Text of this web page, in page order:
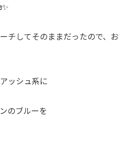
チしてそのままだったので、お
ッシュ系に
のブルーを